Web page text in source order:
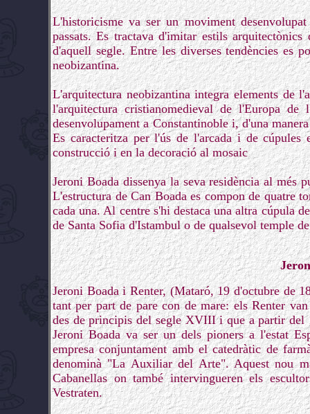
L'historicisme va ser un moviment
passats. Es tractava d'imitar estils arquitectònics
d'aquell segle. Entre les diverses tendències es
neobizantina.
L'arquitectura neobizantina integra elements de
l'arquitectura cristianomedieval de l'Europa
desenvolupament a Constantinoble i, d'una
Es caracteritza per l'ús de l'arcada i de
construcció i en la decoració al mosaic
Jeroni Boada dissenya la seva residència al més
L'estructura de Can Boada es compon de quatre
cada una. Al centre s'hi destaca una altra cúpula
de Santa Sofia d'Istambul o de qualsevol temple
Jeroni Boada i Renter, (Mataró, 19 d'octubre de
tant per part de pare con de mare: els Renter
des de principis del segle XVIII i que a partir del
Jeroni Boada va ser un dels pioners a l'estat
empresa conjuntament amb el catedràtic de
denominà "La Auxiliar del Arte". Aquest nou
Cabanellas on també intervingueren els
Vestraten.